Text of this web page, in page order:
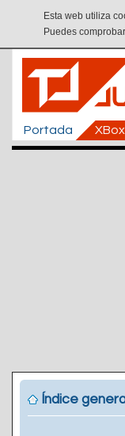
Esta web utiliza
Puedes
Portada XBox
Índice